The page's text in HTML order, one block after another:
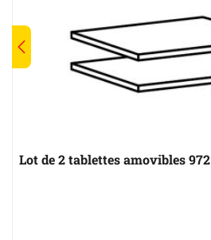
Lot de 2 tablettes amovibles 972